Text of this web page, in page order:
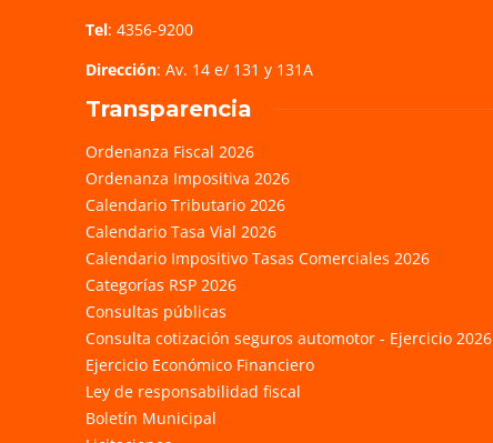
Tel: 4356-9200
Dirección: Av. 14 e/ 131 y 131A
Transparencia
Ordenanza Fiscal 2026
Ordenanza Impositiva 2026
Calendario Tributario 2026
Calendario Tasa Vial 2026
Calendario Impositivo Tasas Comerciales 2026
Categorías RSP 2026
Consultas públicas
Consulta cotización seguros automotor - Ejercicio 2026
Ejercicio Económico Financiero
Ley de responsabilidad fiscal
Boletín Municipal